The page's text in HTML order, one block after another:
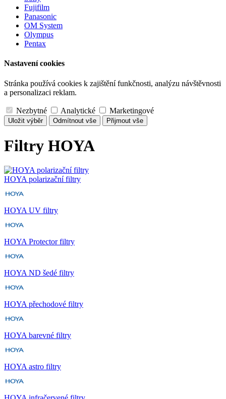
Fujifilm
Panasonic
OM System
Olympus
Pentax
Nastavení cookies
Stránka používá cookies k zajištění funkčnosti, analýzu návštěvnosti
a personalizaci reklam.
Nezbytné Analytické Marketingové
Uložit výběr Odmítnout vše Přijmout vše
Filtry HOYA
HOYA polarizační filtry
HOYA UV filtry
HOYA Protector filtry
HOYA ND šedé filtry
HOYA přechodové filtry
HOYA barevné filtry
HOYA astro filtry